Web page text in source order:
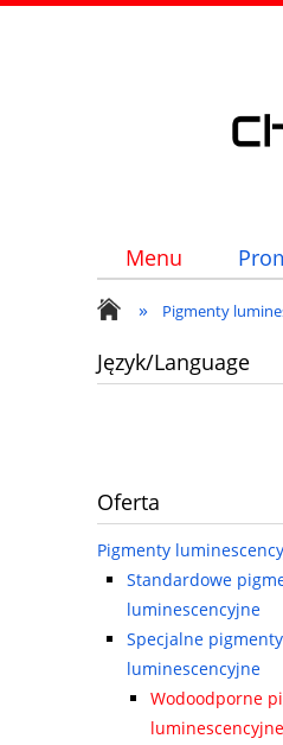
Menu
» Pigmenty
Język/Language
Oferta
Pigmenty
Standardowe
luminescencyjne
Specjalne pigmenty
luminescencyjne
Wodoodporne
luminescencyjne